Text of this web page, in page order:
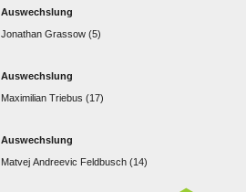
Auswechslung
  
Auswechslung
  
Auswechslung
   